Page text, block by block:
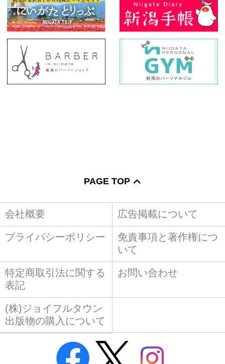
PAGE TOP
会社概要 広告掲載について
プライバシーポリシー
免責事項と著作権につ
いて
特定商取引法に関する
表記
お問い合わせ
(株)ジョイフルタウン
出版物の購入について